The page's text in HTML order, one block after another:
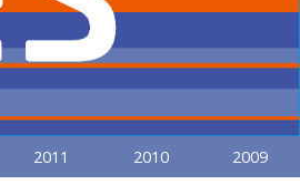
2011 2010
2009